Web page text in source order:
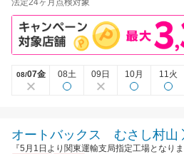
法定24ヶ月点検対象
08/07金 08土 09日 10月 11火
オートバックス むさし村山
『5月1日より関東運輸支局指定工場となりま